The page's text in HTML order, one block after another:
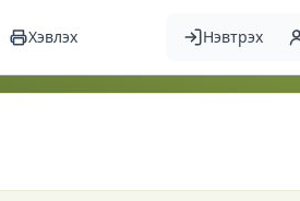
Хэвлэх Нэвтрэх